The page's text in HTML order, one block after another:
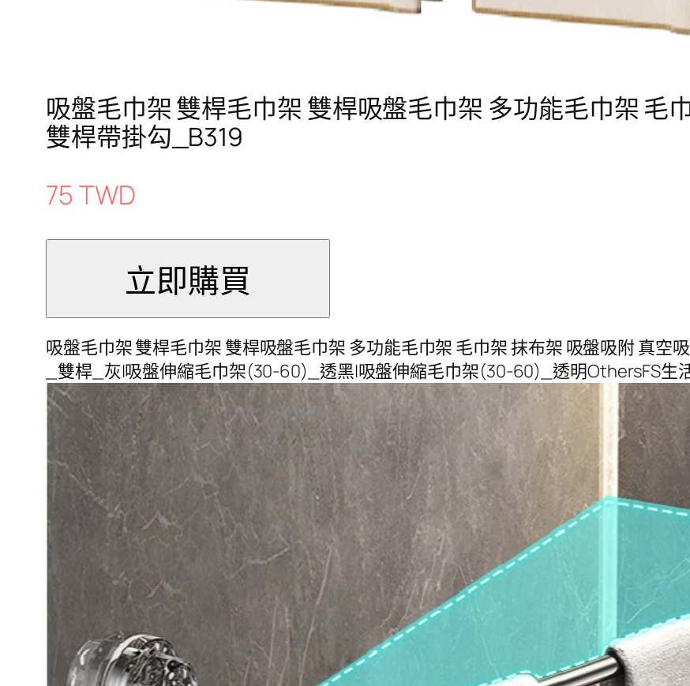
吸盤毛巾架 雙桿毛巾架 雙桿吸盤毛巾架 多功能毛巾架 毛
雙桿帶掛勾_B319
75 TWD
吸盤毛巾架 雙桿毛巾架 雙桿吸盤毛巾架 多功能毛巾架 毛巾架 抹布架 吸盤吸附 真空
_雙桿_灰|吸盤伸縮毛巾架(30-60)_透黑|吸盤伸縮毛巾架(30-60)_透明OthersFS生